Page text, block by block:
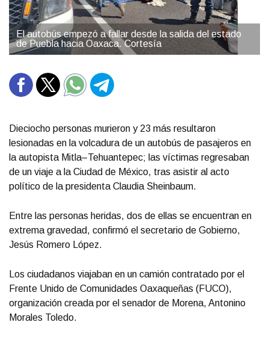
El autobús empezó a fallar desde la salida del estado
de Puebla hacia Oaxaca. Cortesía
Dieciocho personas murieron y 23 más resultaron
lesionadas en la volcadura de un autobús de pasajeros en
la autopista Mitla–Tehuantepec; las víctimas regresaban
de un viaje a la Ciudad de México, tras asistir al acto
político de la presidenta Claudia Sheinbaum.
Entre las personas heridas, dos de ellas se encuentran en
extrema gravedad, confirmó el secretario de Gobierno,
Jesús Romero López.
Los ciudadanos viajaban en un camión contratado por el
Frente Unido de Comunidades Oaxaqueñas (FUCO),
organización creada por el senador de Morena, Antonino
Morales Toledo.